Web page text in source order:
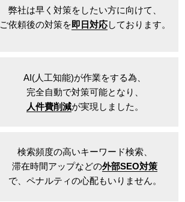
弊社は早く対策をしたい方に向けて、
ご依頼後の対策を即日対応しております。
AI(人工知能)が作業をする為、
完全自動で対策可能となり、
人件費削減が実現しました。
検索頻度の高いキーワード検索、
滞在時間アップなどの外部SEO対策
で、ペナルティの心配もいりません。